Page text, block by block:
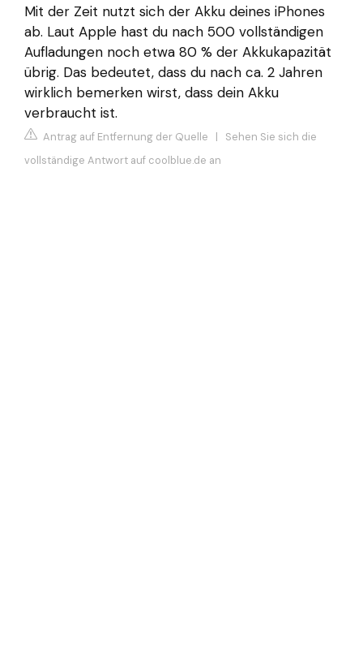
Mit der Zeit nutzt sich der Akku deines iPhones
ab. Laut Apple hast du nach 500 vollständigen
Aufladungen noch etwa 80 % der Akkukapazität
übrig. Das bedeutet, dass du nach ca. 2 Jahren
wirklich bemerken wirst, dass dein Akku
verbraucht ist.
Antrag auf Entfernung der Quelle | Sehen Sie sich die
vollständige Antwort auf coolblue.de an